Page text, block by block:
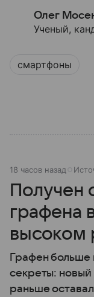
Олег
Ученый,
смартфоны
18 часов назад
Получен
графена
высоком
Графен больше
секреты: новый
раньше